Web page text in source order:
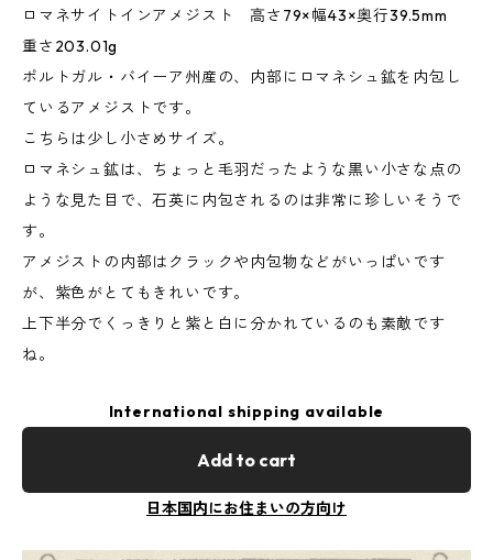
ロマネサイトインアメジスト 高さ79×幅43×奥行39.5mm
重さ203.01g
ポルトガル・バイーア州産の、内部にロマネシュ鉱を内包し
ているアメジストです。
こちらは少し小さめサイズ。
ロマネシュ鉱は、ちょっと毛羽だったような黒い小さな点の
ような見た目で、石英に内包されるのは非常に珍しいそうで
す。
アメジストの内部はクラックや内包物などがいっぱいです
が、紫色がとてもきれいです。
上下半分でくっきりと紫と白に分かれているのも素敵です
ね。
International shipping available
Add to cart
日本国内にお住まいの方向け